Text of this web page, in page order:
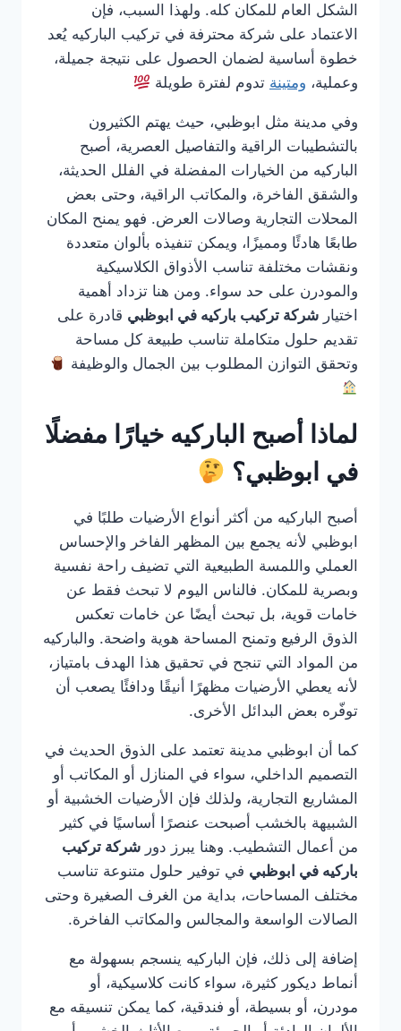
الشكل العام للمكان كله. ولهذا السبب، فإن
الاعتماد على شركة محترفة في تركيب الباركيه يُعد
خطوة أساسية لضمان الحصول على نتيجة جميلة،
وعملية، ومتينة تدوم لفترة طويلة
وفي مدينة مثل ابوظبي، حيث يهتم الكثيرون
بالتشطيبات الراقية والتفاصيل العصرية، أصبح
الباركيه من الخيارات المفضلة في الفلل الحديثة،
والشقق الفاخرة، والمكاتب الراقية، وحتى بعض
المحلات التجارية وصالات العرض. فهو يمنح المكان
طابعًا هادئًا ومميزًا، ويمكن تنفيذه بألوان متعددة
ونقشات مختلفة تناسب الأذواق الكلاسيكية
والمودرن على حد سواء. ومن هنا تزداد أهمية
اختيار شركة تركيب باركيه في ابوظبي قادرة على
تقديم حلول متكاملة تناسب طبيعة كل مساحة
وتحقق التوازن المطلوب بين الجمال والوظيفة
لماذا أصبح الباركيه خيارًا مفضلًا
في ابوظبي؟
أصبح الباركيه من أكثر أنواع الأرضيات طلبًا في
ابوظبي لأنه يجمع بين المظهر الفاخر والإحساس
العملي واللمسة الطبيعية التي تضيف راحة نفسية
وبصرية للمكان. فالناس اليوم لا تبحث فقط عن
خامات قوية، بل تبحث أيضًا عن خامات تعكس
الذوق الرفيع وتمنح المساحة هوية واضحة. والباركيه
من المواد التي تنجح في تحقيق هذا الهدف بامتياز،
لأنه يعطي الأرضيات مظهرًا أنيقًا ودافئًا يصعب أن
توفّره بعض البدائل الأخرى.
كما أن ابوظبي مدينة تعتمد على الذوق الحديث في
التصميم الداخلي، سواء في المنازل أو المكاتب أو
المشاريع التجارية، ولذلك فإن الأرضيات الخشبية أو
الشبيهة بالخشب أصبحت عنصرًا أساسيًا في كثير
من أعمال التشطيب. وهنا يبرز دور شركة تركيب
باركيه في ابوظبي في توفير حلول متنوعة تناسب
مختلف المساحات، بداية من الغرف الصغيرة وحتى
الصالات الواسعة والمجالس والمكاتب الفاخرة.
إضافة إلى ذلك، فإن الباركيه ينسجم بسهولة مع
أنماط ديكور كثيرة، سواء كانت كلاسيكية، أو
مودرن، أو بسيطة، أو فندقية، كما يمكن تنسيقه مع